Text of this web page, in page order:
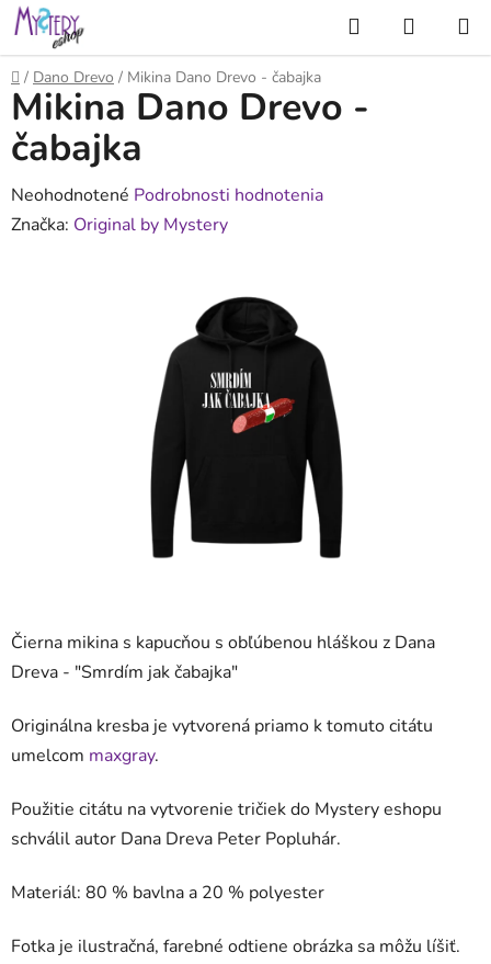
Prejsť
na
obsah
Hľadať
KOŠÍK
Domov
/ Dano Drevo / Mikina Dano Drevo - čabajka
Čierna mikina s kapucňou s obľúbenou hláškou z Dana
Dreva - "Smrdím jak čabajka"
Originálna kresba je vytvorená priamo k tomuto citátu
umelcom maxgray.
Použitie citátu na vytvorenie tričiek do Mystery eshopu
schválil autor Dana Dreva Peter Popluhár.
Materiál: 80 % bavlna a 20 % polyester
Fotka je ilustračná, farebné odtiene obrázka sa môžu líšiť.
Mikina Dano Drevo -
čabajka
Priemerné
hodnotenie
Neohodnotené Podrobnosti hodnotenia
Značka: Original by Mystery